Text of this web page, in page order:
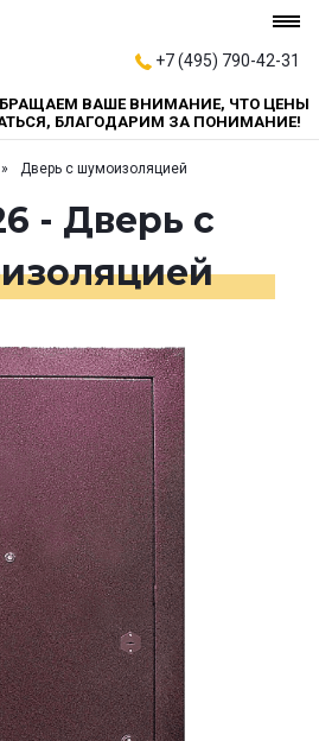
+7 (495) 790-42-31
ВАШЕ ВНИМАНИЕ, ЧТО ЦЕНЫ
БЛАГОДАРИМ ЗА ПОНИМАНИЕ!
Дверь с шумоизоляцией
- Дверь с